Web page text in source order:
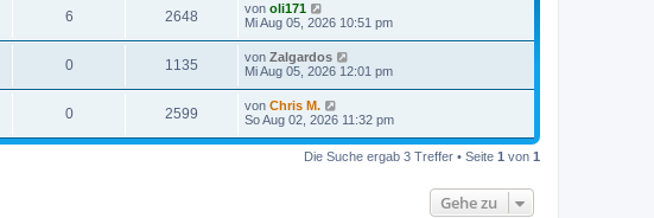
6 2648 von oli171
Mi Aug 05, 2026 10:51 pm
0 1135 von Zalgardos
Mi Aug 05, 2026 12:01 pm
0 2599 von Chris M.
So Aug 02, 2026 11:32 pm
Die Suche ergab 3 Treffer • Seite 1 von 1
Gehe zu